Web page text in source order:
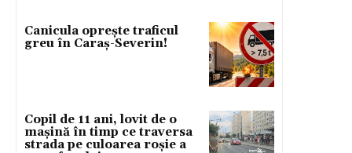
Canicula oprește traficul
greu în Caraș-Severin!
Copil de 11 ani, lovit de o
mașină în timp ce traversa
strada pe culoarea roșie a